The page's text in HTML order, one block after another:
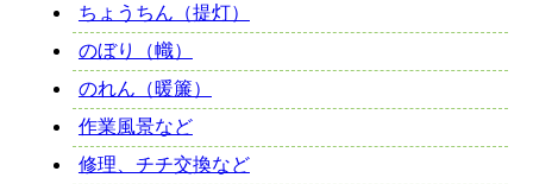
ちょうちん（提灯）
のぼり（幟）
のれん（暖簾）
作業風景など
修理、チチ交換など